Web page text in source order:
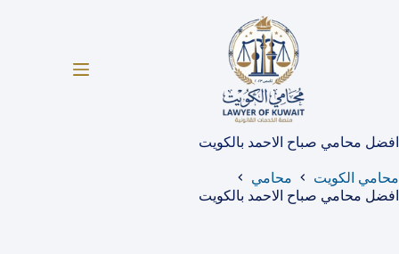
افضل محامي صباح الاحمد بالكويت
محامي الكويت
محامي
افضل محامي صباح الاحمد بالكويت